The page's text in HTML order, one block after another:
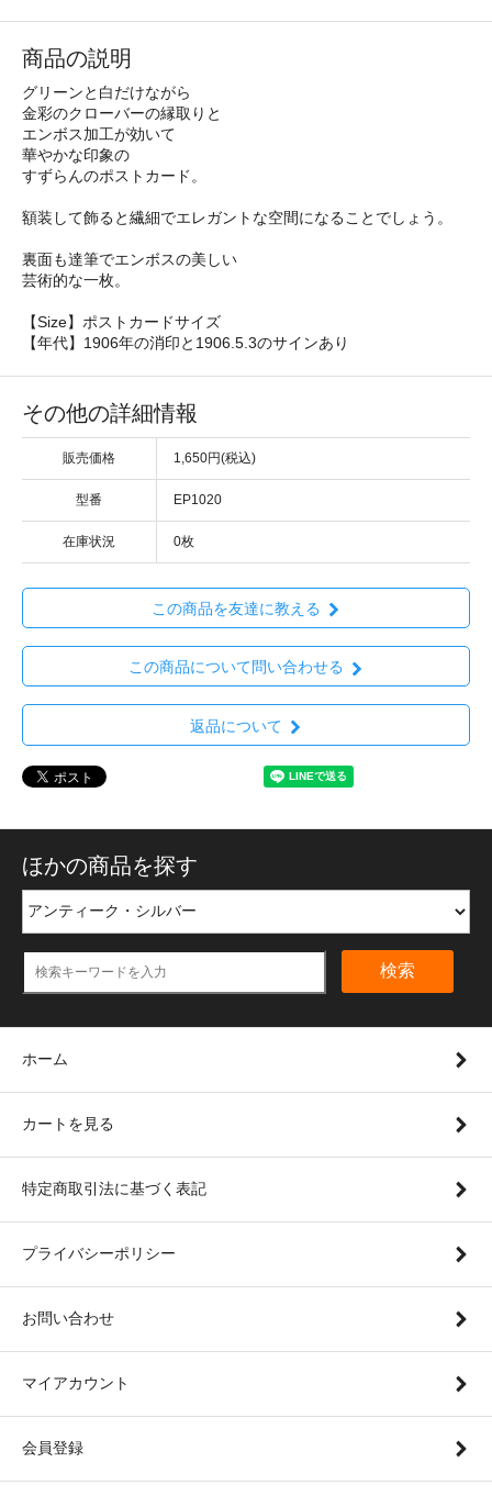
商品の説明
グリーンと白だけながら
金彩のクローバーの縁取りと
エンボス加工が効いて
華やかな印象の
すずらんのポストカード。
額装して飾ると繊細でエレガントな空間になることでしょう。
裏面も達筆でエンボスの美しい
芸術的な一枚。
【Size】ポストカードサイズ
【年代】1906年の消印と1906.5.3のサインあり
その他の詳細情報
販売価格 1,650円(税込)
型番 EP1020
在庫状況 0枚
この商品を友達に教える
この商品について問い合わせる
返品について
ほかの商品を探す
検索
ホーム
カートを見る
特定商取引法に基づく表記
プライバシーポリシー
お問い合わせ
マイアカウント
会員登録